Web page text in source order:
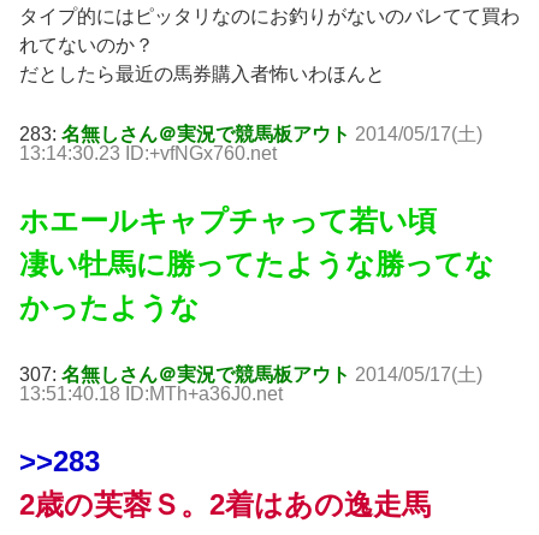
タイプ的にはピッタリなのにお釣りがないのバレてて買わ
れてないのか？
だとしたら最近の馬券購入者怖いわほんと
283: 名無しさん＠実況で競馬板アウト 2014/05/17(土)
13:14:30.23 ID:+vfNGx760.net
ホエールキャプチャって若い頃
凄い牡馬に勝ってたような勝ってな
かったような
307: 名無しさん＠実況で競馬板アウト 2014/05/17(土)
13:51:40.18 ID:MTh+a36J0.net
>>283
2歳の芙蓉Ｓ。2着はあの逸走馬